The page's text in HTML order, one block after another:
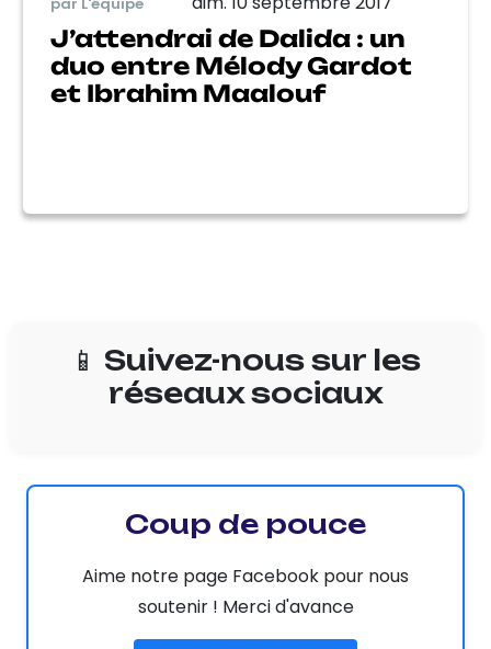
J’attendrai de Dalida : un
duo entre Mélody Gardot
et Ibrahim Maalouf
📱 Suivez-nous sur les
réseaux sociaux
Coup de pouce
Aime notre page Facebook pour nous
soutenir ! Merci d'avance